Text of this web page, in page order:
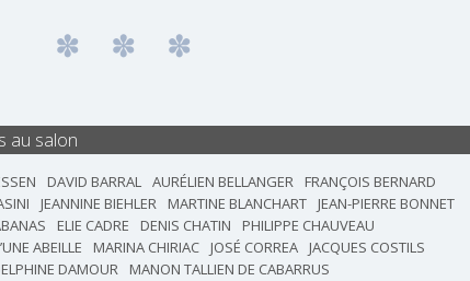
au salon
DAVID BARRAL AURÉLIEN BELLANGER
FRANÇOIS BERNARD
JEANNINE BIEHLER MARTINE BLANCHART
JEAN-PIERRE BONNET
ELIE CADRE DENIS CHATIN
PHILIPPE CHAUVEAU
ABEILLE
MARINA CHIRIAC JOSÉ CORREA
JACQUES COSTILS
DAMOUR
MANON TALLIEN DE CABARRUS